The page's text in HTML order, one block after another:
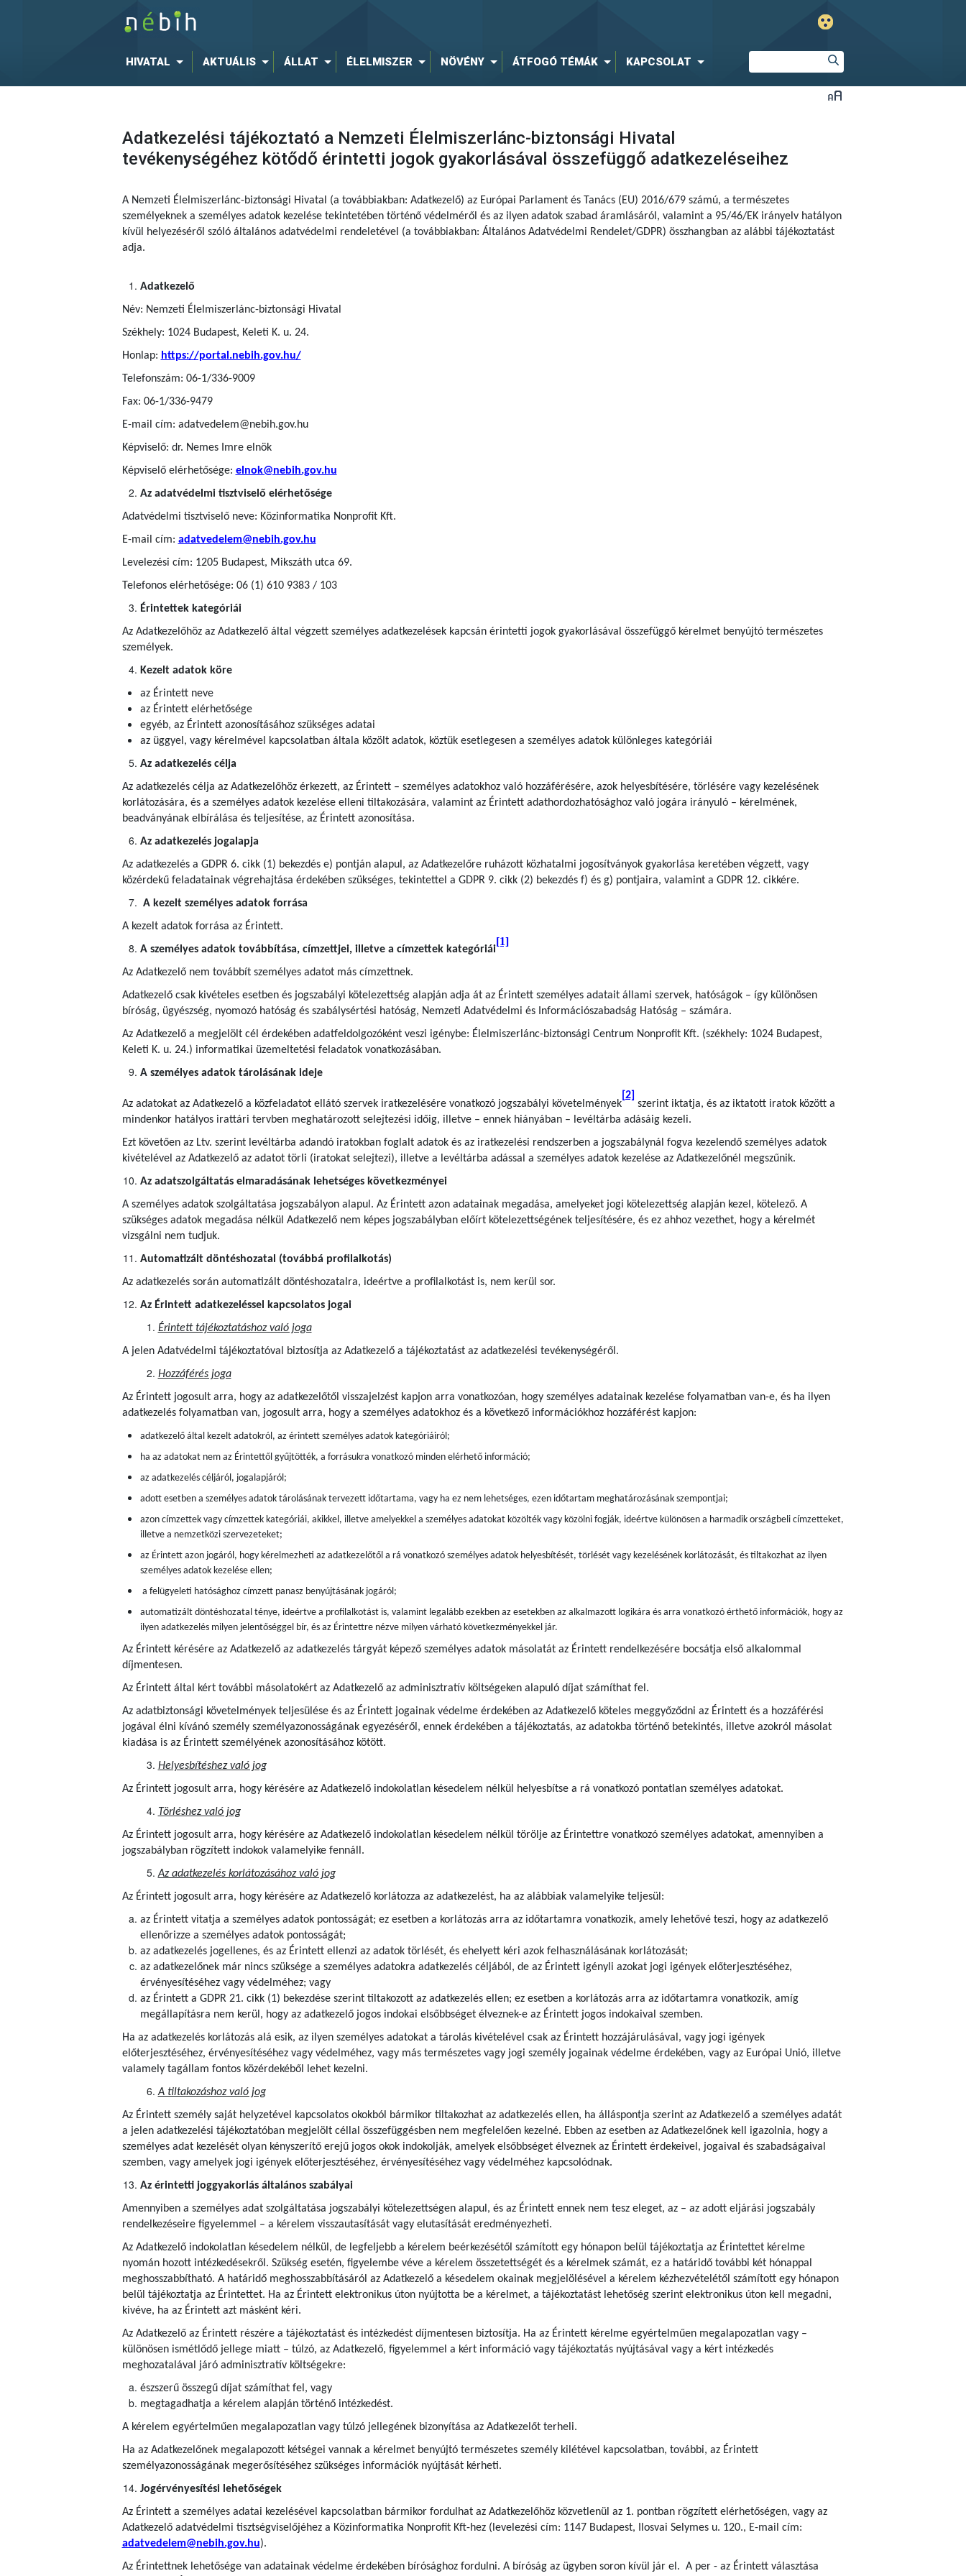
HIVATAL AKTUÁLIS ÁLLAT ÉLELMISZER NÖVÉNY ÁTFOGÓ TÉMÁK KAPCSOLAT
Adatkezelési tájékoztató a Nemzeti Élelmiszerlánc-biztonsági Hivatal
tevékenységéhez kötődő érintetti jogok gyakorlásával összefüggő adatkezeléseihez
A Nemzeti Élelmiszerlánc-biztonsági Hivatal (a továbbiakban: Adatkezelő) az Európai Parlament és Tanács (EU) 2016/679 számú, a természetes
személyeknek a személyes adatok kezelése tekintetében történő védelméről és az ilyen adatok szabad áramlásáról, valamint a 95/46/EK irányelv hatályon
kívül helyezéséről szóló általános adatvédelmi rendeletével (a továbbiakban: Általános Adatvédelmi Rendelet/GDPR) összhangban az alábbi tájékoztatást
adja.
Adatkezelő
Név: Nemzeti Élelmiszerlánc-biztonsági Hivatal
Székhely: 1024 Budapest, Keleti K. u. 24.
Honlap: https://portal.nebih.gov.hu/
Telefonszám: 06-1/336-9009
Fax: 06-1/336-9479
E-mail cím: adatvedelem@nebih.gov.hu
Képviselő: dr. Nemes Imre elnök
Képviselő elérhetősége: elnok@nebih.gov.hu
Az adatvédelmi tisztviselő elérhetősége
Adatvédelmi tisztviselő neve: Közinformatika Nonprofit Kft.
E-mail cím: adatvedelem@nebih.gov.hu
Levelezési cím: 1205 Budapest, Mikszáth utca 69.
Telefonos elérhetősége: 06 (1) 610 9383 / 103
Érintettek kategóriái
Az Adatkezelőhöz az Adatkezelő által végzett személyes adatkezelések kapcsán érintetti jogok gyakorlásával összefüggő kérelmet benyújtó természetes
személyek.
Kezelt adatok köre
az Érintett neve
az Érintett elérhetősége
egyéb, az Érintett azonosításához szükséges adatai
az üggyel, vagy kérelmével kapcsolatban általa közölt adatok, köztük esetlegesen a személyes adatok különleges kategóriái
Az adatkezelés célja
Az adatkezelés célja az Adatkezelőhöz érkezett, az Érintett – személyes adatokhoz való hozzáférésére, azok helyesbítésére, törlésére vagy kezelésének
korlátozására, és a személyes adatok kezelése elleni tiltakozására, valamint az Érintett adathordozhatósághoz való jogára irányuló – kérelmének,
beadványának elbírálása és teljesítése, az Érintett azonosítása.
Az adatkezelés jogalapja
Az adatkezelés a GDPR 6. cikk (1) bekezdés e) pontján alapul, az Adatkezelőre ruházott közhatalmi jogosítványok gyakorlása keretében végzett, vagy
közérdekű feladatainak végrehajtása érdekében szükséges, tekintettel a GDPR 9. cikk (2) bekezdés f) és g) pontjaira, valamint a GDPR 12. cikkére.
A kezelt személyes adatok forrása
A kezelt adatok forrása az Érintett.
A személyes adatok továbbítása, címzettjei, illetve a címzettek kategóriái
[1]
Az Adatkezelő nem továbbít személyes adatot más címzettnek.
Adatkezelő csak kivételes esetben és jogszabályi kötelezettség alapján adja át az Érintett személyes adatait állami szervek, hatóságok – így különösen
bíróság, ügyészség, nyomozó hatóság és szabálysértési hatóság, Nemzeti Adatvédelmi és Információszabadság Hatóság – számára.
Az Adatkezelő a megjelölt cél érdekében adatfeldolgozóként veszi igénybe: Élelmiszerlánc-biztonsági Centrum Nonprofit Kft. (székhely: 1024 Budapest,
Keleti K. u. 24.) informatikai üzemeltetési feladatok vonatkozásában.
A személyes adatok tárolásának ideje
Az adatokat az Adatkezelő a közfeladatot ellátó szervek iratkezelésére vonatkozó jogszabályi követelmények
[2]
szerint iktatja, és az iktatott iratok között a
mindenkor hatályos irattári tervben meghatározott selejtezési időig, illetve – ennek hiányában – levéltárba adásáig kezeli.
Ezt követően az Ltv. szerint levéltárba adandó iratokban foglalt adatok és az iratkezelési rendszerben a jogszabálynál fogva kezelendő személyes adatok
kivételével az Adatkezelő az adatot törli (iratokat selejtezi), illetve a levéltárba adással a személyes adatok kezelése az Adatkezelőnél megszűnik.
Az adatszolgáltatás elmaradásának lehetséges következményei
A személyes adatok szolgáltatása jogszabályon alapul. Az Érintett azon adatainak megadása, amelyeket jogi kötelezettség alapján kezel, kötelező. A
szükséges adatok megadása nélkül Adatkezelő nem képes jogszabályban előírt kötelezettségének teljesítésére, és ez ahhoz vezethet, hogy a kérelmét
vizsgálni nem tudjuk.
Automatizált döntéshozatal (továbbá profilalkotás)
Az adatkezelés során automatizált döntéshozatalra, ideértve a profilalkotást is, nem kerül sor.
Az Érintett adatkezeléssel kapcsolatos jogai
Érintett tájékoztatáshoz való joga
A jelen Adatvédelmi tájékoztatóval biztosítja az Adatkezelő a tájékoztatást az adatkezelési tevékenységéről.
Hozzáférés joga
Az Érintett jogosult arra, hogy az adatkezelőtől visszajelzést kapjon arra vonatkozóan, hogy személyes adatainak kezelése folyamatban van-e, és ha ilyen
adatkezelés folyamatban van, jogosult arra, hogy a személyes adatokhoz és a következő információkhoz hozzáférést kapjon:
adatkezelő által kezelt adatokról, az érintett személyes adatok kategóriáiról;
ha az adatokat nem az Érintettől gyűjtötték, a forrásukra vonatkozó minden elérhető információ;
az adatkezelés céljáról, jogalapjáról;
adott esetben a személyes adatok tárolásának tervezett időtartama, vagy ha ez nem lehetséges, ezen időtartam meghatározásának szempontjai;
azon címzettek vagy címzettek kategóriái, akikkel, illetve amelyekkel a személyes adatokat közölték vagy közölni fogják, ideértve különösen a harmadik országbeli címzetteket,
illetve a nemzetközi szervezeteket;
az Érintett azon jogáról, hogy kérelmezheti az adatkezelőtől a rá vonatkozó személyes adatok helyesbítését, törlését vagy kezelésének korlátozását, és tiltakozhat az ilyen
személyes adatok kezelése ellen;
a felügyeleti hatósághoz címzett panasz benyújtásának jogáról;
automatizált döntéshozatal ténye, ideértve a profilalkotást is, valamint legalább ezekben az esetekben az alkalmazott logikára és arra vonatkozó érthető információk, hogy az
ilyen adatkezelés milyen jelentőséggel bír, és az Érintettre nézve milyen várható következményekkel jár.
Az Érintett kérésére az Adatkezelő az adatkezelés tárgyát képező személyes adatok másolatát az Érintett rendelkezésére bocsátja első alkalommal
díjmentesen.
Az Érintett által kért további másolatokért az Adatkezelő az adminisztratív költségeken alapuló díjat számíthat fel.
Az adatbiztonsági követelmények teljesülése és az Érintett jogainak védelme érdekében az Adatkezelő köteles meggyőződni az Érintett és a hozzáférési
jogával élni kívánó személy személyazonosságának egyezéséről, ennek érdekében a tájékoztatás, az adatokba történő betekintés, illetve azokról másolat
kiadása is az Érintett személyének azonosításához kötött.
Helyesbítéshez való jog
Az Érintett jogosult arra, hogy kérésére az Adatkezelő indokolatlan késedelem nélkül helyesbítse a rá vonatkozó pontatlan személyes adatokat.
Törléshez való jog
Az Érintett jogosult arra, hogy kérésére az Adatkezelő indokolatlan késedelem nélkül törölje az Érintettre vonatkozó személyes adatokat, amennyiben a
jogszabályban rögzített indokok valamelyike fennáll.
Az adatkezelés korlátozásához való jog
Az Érintett jogosult arra, hogy kérésére az Adatkezelő korlátozza az adatkezelést, ha az alábbiak valamelyike teljesül:
az Érintett vitatja a személyes adatok pontosságát; ez esetben a korlátozás arra az időtartamra vonatkozik, amely lehetővé teszi, hogy az adatkezelő
ellenőrizze a személyes adatok pontosságát;
az adatkezelés jogellenes, és az Érintett ellenzi az adatok törlését, és ehelyett kéri azok felhasználásának korlátozását;
az adatkezelőnek már nincs szüksége a személyes adatokra adatkezelés céljából, de az Érintett igényli azokat jogi igények előterjesztéséhez,
érvényesítéséhez vagy védelméhez; vagy
az Érintett a GDPR 21. cikk (1) bekezdése szerint tiltakozott az adatkezelés ellen; ez esetben a korlátozás arra az időtartamra vonatkozik, amíg
megállapításra nem kerül, hogy az adatkezelő jogos indokai elsőbbséget élveznek-e az Érintett jogos indokaival szemben.
Ha az adatkezelés korlátozás alá esik, az ilyen személyes adatokat a tárolás kivételével csak az Érintett hozzájárulásával, vagy jogi igények
előterjesztéséhez, érvényesítéséhez vagy védelméhez, vagy más természetes vagy jogi személy jogainak védelme érdekében, vagy az Európai Unió, illetve
valamely tagállam fontos közérdekéből lehet kezelni.
A tiltakozáshoz való jog
Az Érintett személy saját helyzetével kapcsolatos okokból bármikor tiltakozhat az adatkezelés ellen, ha álláspontja szerint az Adatkezelő a személyes adatát
a jelen adatkezelési tájékoztatóban megjelölt céllal összefüggésben nem megfelelően kezelné. Ebben az esetben az Adatkezelőnek kell igazolnia, hogy a
személyes adat kezelését olyan kényszerítő erejű jogos okok indokolják, amelyek elsőbbséget élveznek az Érintett érdekeivel, jogaival és szabadságaival
szemben, vagy amelyek jogi igények előterjesztéséhez, érvényesítéséhez vagy védelméhez kapcsolódnak.
Az érintetti joggyakorlás általános szabályai
Amennyiben a személyes adat szolgáltatása jogszabályi kötelezettségen alapul, és az Érintett ennek nem tesz eleget, az – az adott eljárási jogszabály
rendelkezéseire figyelemmel – a kérelem visszautasítását vagy elutasítását eredményezheti.
Az Adatkezelő indokolatlan késedelem nélkül, de legfeljebb a kérelem beérkezésétől számított egy hónapon belül tájékoztatja az Érintettet kérelme
nyomán hozott intézkedésekről. Szükség esetén, figyelembe véve a kérelem összetettségét és a kérelmek számát, ez a határidő további két hónappal
meghosszabbítható. A határidő meghosszabbításáról az Adatkezelő a késedelem okainak megjelölésével a kérelem kézhezvételétől számított egy hónapon
belül tájékoztatja az Érintettet. Ha az Érintett elektronikus úton nyújtotta be a kérelmet, a tájékoztatást lehetőség szerint elektronikus úton kell megadni,
kivéve, ha az Érintett azt másként kéri.
Az Adatkezelő az Érintett részére a tájékoztatást és intézkedést díjmentesen biztosítja. Ha az Érintett kérelme egyértelműen megalapozatlan vagy –
különösen ismétlődő jellege miatt – túlzó, az Adatkezelő, figyelemmel a kért információ vagy tájékoztatás nyújtásával vagy a kért intézkedés
meghozatalával járó adminisztratív költségekre:
észszerű összegű díjat számíthat fel, vagy
megtagadhatja a kérelem alapján történő intézkedést.
A kérelem egyértelműen megalapozatlan vagy túlzó jellegének bizonyítása az Adatkezelőt terheli.
Ha az Adatkezelőnek megalapozott kétségei vannak a kérelmet benyújtó természetes személy kilétével kapcsolatban, további, az Érintett
személyazonosságának megerősítéséhez szükséges információk nyújtását kérheti.
Jogérvényesítési lehetőségek
Az Érintett a személyes adatai kezelésével kapcsolatban bármikor fordulhat az Adatkezelőhöz közvetlenül az 1. pontban rögzített elérhetőségen, vagy az
Adatkezelő adatvédelmi tisztségviselőjéhez a Közinformatika Nonprofit Kft-hez (levelezési cím: 1147 Budapest, Ilosvai Selymes u. 120., E-mail cím:
adatvedelem@nebih.gov.hu).
Az Érintettnek lehetősége van adatainak védelme érdekében bírósághoz fordulni. A bíróság az ügyben soron kívül jár el. A per - az Érintett választása